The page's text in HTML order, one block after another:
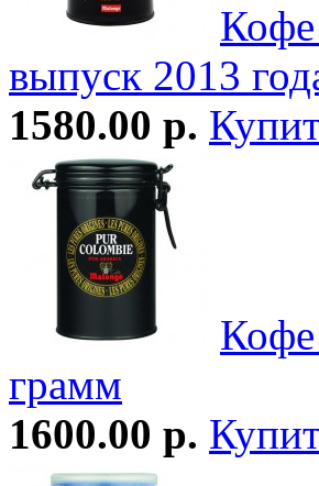
выпуск 2013
1580.00 р.
грамм
1600.00 р.